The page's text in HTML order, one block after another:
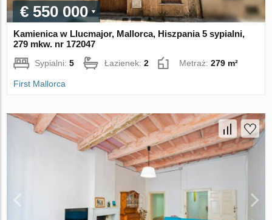
€ 550 000
Kamienica w Llucmajor, Mallorca, Hiszpania 5 sypialni,
279 mkw. nr 172047
Sypialni:5 Łazienek:2 Metraż:279 m²
First Mallorca